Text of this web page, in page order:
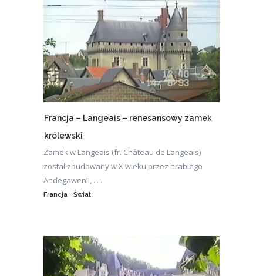
Francja – Langeais – renesansowy zamek
królewski
Zamek w Langeais (fr. Château de Langeais)
został zbudowany w X wieku przez hrabiego
Andegawenii, . . .
Francja Świat